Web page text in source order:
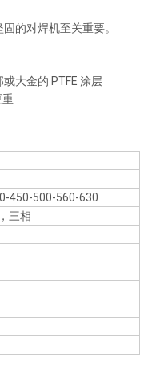
的对焊机至关重要。
大金的 PTFE 涂层
重
450-500-560-630
三相